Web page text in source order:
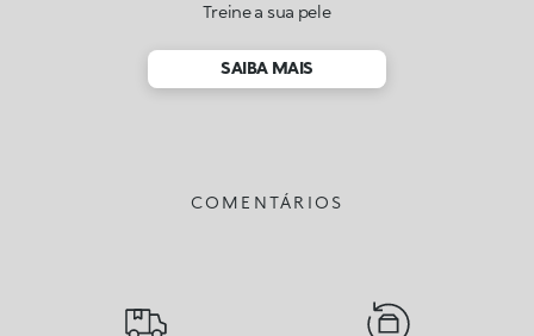
Treine a sua pele
SAIBA MAIS
COMENTÁRIOS